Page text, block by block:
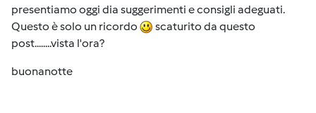
presentiamo oggi dia suggerimenti e consigli adeguati.
Questo è solo un ricordo
scaturito da questo
post........vista l'ora?
buonanotte